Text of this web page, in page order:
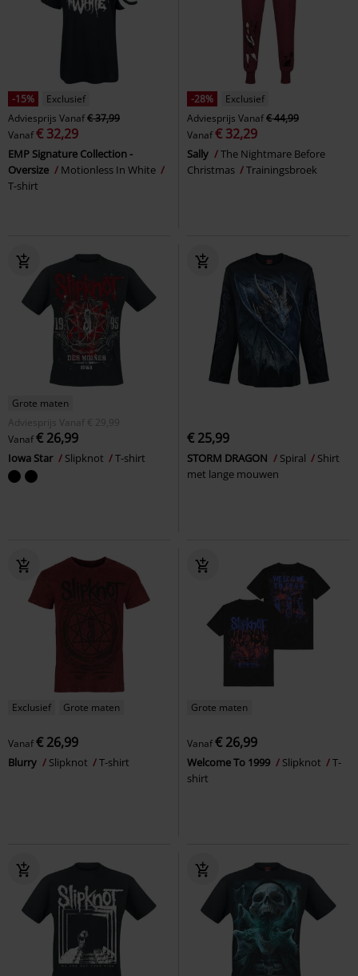
-15%
Exclusief
Adviesprijs Vanaf€ 37,99
Vanaf€ 32,29
EMP Signature Collection -
Oversize
Motionless In White
T-shirt
-28%
Exclusief
Adviesprijs Vanaf€ 44,99
Vanaf€ 32,29
Sally
The Nightmare Before
Christmas
Trainingsbroek
Grote maten
Adviesprijs
Vanaf € 29,99
Vanaf€ 26,99
Iowa Star Slipknot T-shirt
€ 25,99
STORM DRAGON Spiral
Shirt
met lange mouwen
Exclusief Grote maten
Vanaf€ 26,99
Blurry Slipknot T-shirt
Grote maten
Vanaf€ 26,99
Welcome To 1999 Slipknot
T-
shirt